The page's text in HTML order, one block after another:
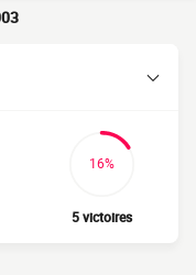
16%
5 victoires